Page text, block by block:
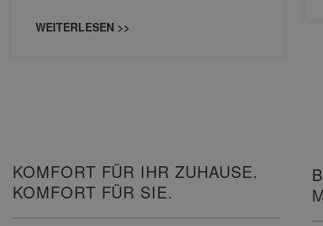
WEITERLESEN >>
KOMFORT FÜR IHR ZUHAUSE.
KOMFORT FÜR SIE.